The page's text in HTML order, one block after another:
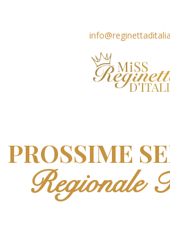
PROSSIME
Regionale